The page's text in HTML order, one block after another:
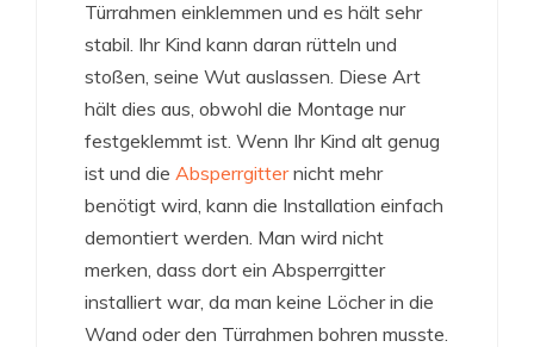
Türrahmen einklemmen und es hält sehr
stabil. Ihr Kind kann daran rütteln und
stoßen, seine Wut auslassen. Diese Art
hält dies aus, obwohl die Montage nur
festgeklemmt ist. Wenn Ihr Kind alt genug
ist und die Absperrgitternicht mehr
benötigt wird, kann die Installation einfach
demontiert werden. Man wird nicht
merken, dass dort ein Absperrgitter
installiert war, da man keine Löcher in die
Wand oder den Türrahmen bohren musste.